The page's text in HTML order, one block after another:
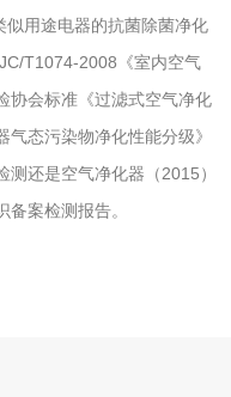
用途电器的抗菌除菌净化
T1074-2008《室内空气
协会标准《过滤式空气净化
态污染物净化性能分级》
还是空气净化器（2015）
案检测报告。